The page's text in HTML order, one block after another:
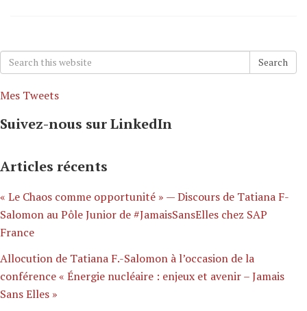
Search
for:
Search
Mes Tweets
Suivez-nous sur LinkedIn
Articles récents
« Le Chaos comme opportunité » — Discours de Tatiana F-
Salomon au Pôle Junior de #JamaisSansElles chez SAP
France
Allocution de Tatiana F.-Salomon à l’occasion de la
conférence « Énergie nucléaire : enjeux et avenir – Jamais
Sans Elles »